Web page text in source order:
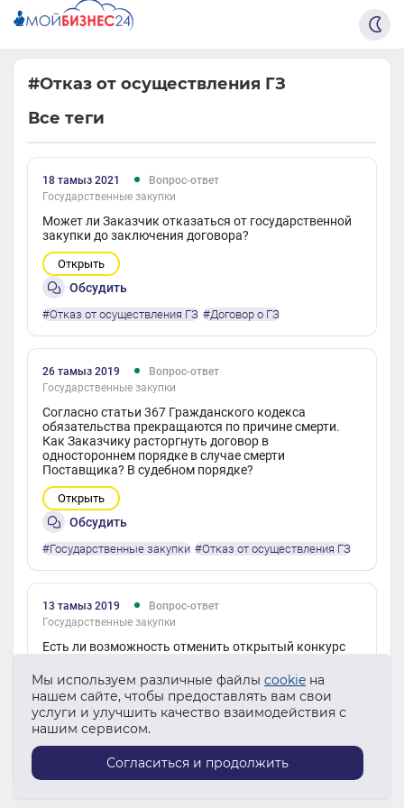
#Отказ от осуществления ГЗ
Все теги
18 тамыз 2021
Вопрос-ответ
Государственные закупки
Может ли Заказчик отказаться от государственной
закупки до заключения договора?
Открыть
Обсудить
#Отказ от осуществления ГЗ #Договор о ГЗ
26 тамыз 2019
Вопрос-ответ
Государственные закупки
Согласно статьи 367 Гражданского кодекса
обязательства прекращаются по причине смерти.
Как Заказчику расторгнуть договор в
одностороннем порядке в случае смерти
Поставщика? В судебном порядке?
Открыть
Обсудить
#Государственные закупки #Отказ от осуществления ГЗ
13 тамыз 2019
Вопрос-ответ
Государственные закупки
Есть ли возможность отменить открытый конкурс
Открыть
Обсудить
#Отказ от осуществления ГЗ
Мы используем различные файлы cookie на
нашем сайте, чтобы предоставлять вам свои
услуги и улучшить качество взаимодействия с
нашим сервисом.
Согласиться и продолжить